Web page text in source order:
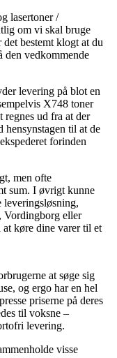
lasertoner /
om vi skal bruge
bestemt klogt at du
den vedkommende
levering på blot en
X748 toner
regnes ud fra at der
hensynstagen til at de
forinden
men ofte
sum. I øvrigt kunne
leveringsløsning,
Vordingborg eller
køre dine varer til et
at søge sig
og ergo har en hel
priserne på deres
til voksne –
levering.
visse